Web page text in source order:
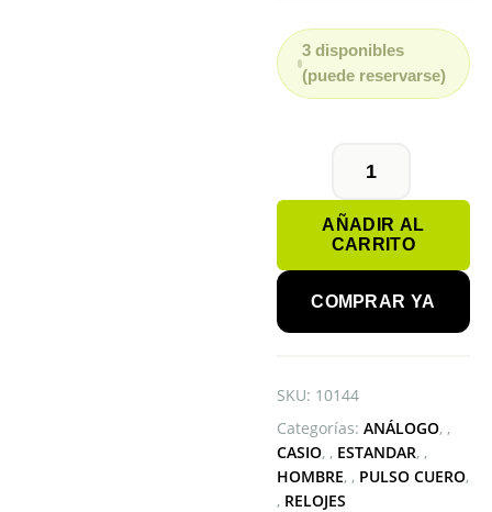
3 disponibles
(puede reservarse)
CASIO
MTP-
V005L-
1BUDF
cantidad
AÑADIR AL
CARRITO
COMPRAR YA
SKU: 10144
Categorías: ANÁLOGO ,
CASIO , ESTANDAR ,
HOMBRE , PULSO CUERO
, RELOJES